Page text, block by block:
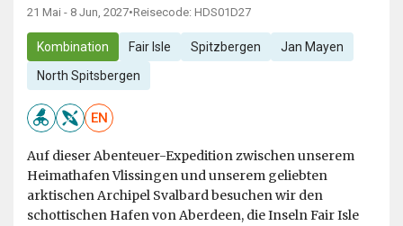
21 Mai - 8 Jun, 2027•Reisecode: HDS01D27
Kombination Fair Isle Spitzbergen Jan Mayen
North Spitsbergen
EN
Auf dieser Abenteuer-Expedition zwischen unserem
Heimathafen Vlissingen und unserem geliebten
arktischen Archipel Svalbard besuchen wir den
schottischen Hafen von Aberdeen, die Inseln Fair Isle